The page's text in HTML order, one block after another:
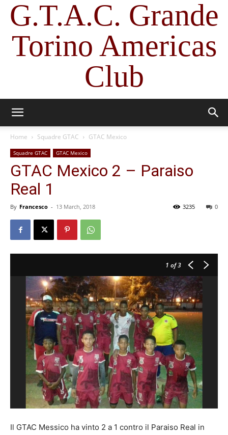
G.T.A.C. Grande
Torino Americas
Club
Home Squadre GTAC GTAC Mexico
Squadre GTAC GTAC Mexico
GTAC Mexico 2 – Paraiso
Real 1
By Francesco - 13 March, 2018 0
3235
1 of 3
Il GTAC Messico ha vinto 2 a 1 contro il Paraiso Real in